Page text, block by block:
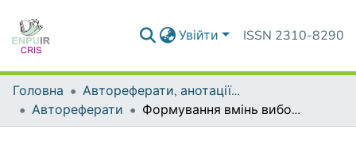
Увійти ISSN 2310-8290
Головна
Автореферати, анотації до дисертацій та дисертації
Автореферати
Формування вмінь вибору методів навчання в процесі загальнодидактичної підготовки майбутніх вчителів початкових класів